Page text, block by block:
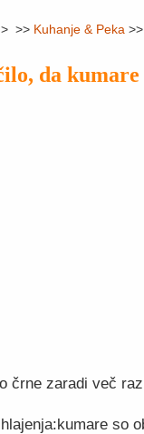
> >> Kuhanje & Peka >>
da kumare
črne zaradi več
so